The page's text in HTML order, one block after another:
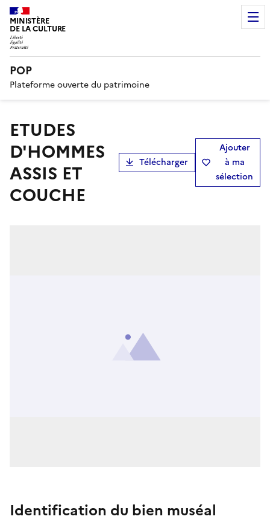
MINISTÈRE
DE LA CULTURE
POP
Plateforme ouverte du patrimoine
ETUDES
D'HOMMES
ASSIS ET
COUCHE
Télécharger
Ajouter
à ma
sélection
Identification du bien muséal